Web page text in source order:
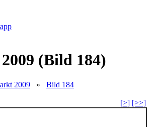
(Bild 184)
2009 » Bild 184
[>] [>>]